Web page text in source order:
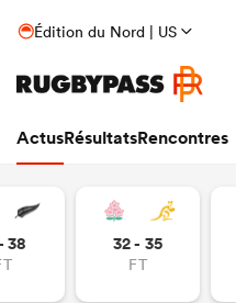
Édition du Nord | US
ActusRésultatsRencontres
38 32 - 35
FT